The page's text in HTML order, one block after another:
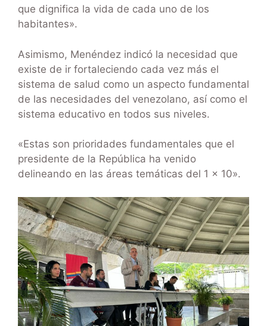
que dignifica la vida de cada uno de los
habitantes».
Asimismo, Menéndez indicó la necesidad que
existe de ir fortaleciendo cada vez más el
sistema de salud como un aspecto fundamental
de las necesidades del venezolano, así como el
sistema educativo en todos sus niveles.
«Estas son prioridades fundamentales que el
presidente de la República ha venido
delineando en las áreas temáticas del 1 x 10».